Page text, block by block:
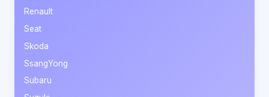
Renault
Seat
Skoda
SsangYong
Subaru